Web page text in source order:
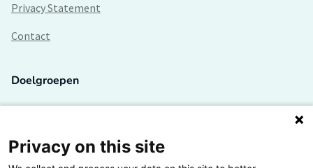
Privacy Statement
Contact
Doelgroepen
Lectoren en onderzoekers
Privacy on this site